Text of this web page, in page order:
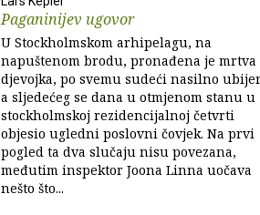
Paganinijev ugovor
U Stockholmskom arhipelagu, na
napuštenom brodu, pronađena je mrtva
djevojka, po svemu sudeći nasilno
a sljedećeg se dana u otmjenom stanu u
stockholmskoj rezidencijalnoj četvrti
objesio ugledni poslovni čovjek. Na prvi
pogled ta dva slučaju nisu povezana,
međutim inspektor Joona Linna uočava
nešto što...